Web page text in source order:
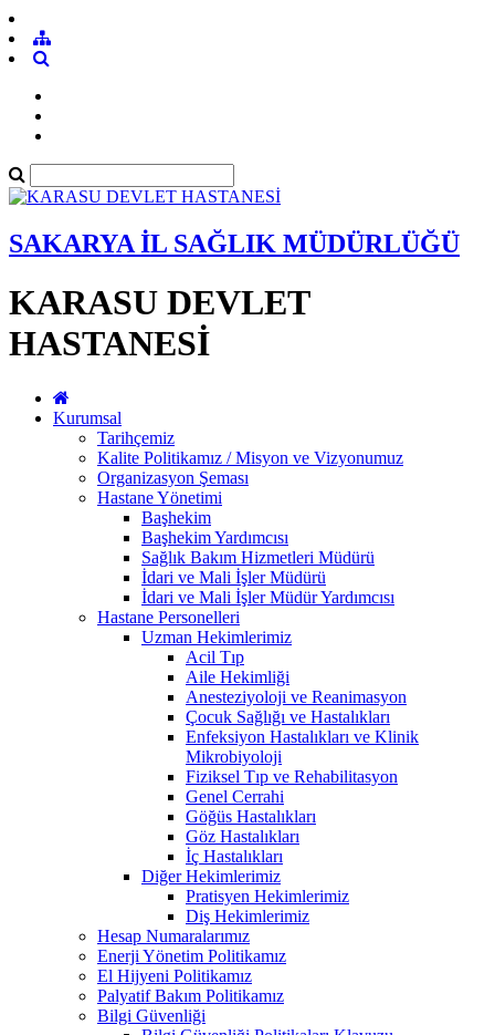
SAKARYA İL SAĞLIK MÜDÜRLÜĞÜ
KARASU DEVLET
HASTANESİ
Kurumsal
Tarihçemiz
Kalite Politikamız / Misyon ve Vizyonumuz
Organizasyon Şeması
Hastane Yönetimi
Başhekim
Başhekim Yardımcısı
Sağlık Bakım Hizmetleri Müdürü
İdari ve Mali İşler Müdürü
İdari ve Mali İşler Müdür Yardımcısı
Hastane Personelleri
Uzman Hekimlerimiz
Acil Tıp
Aile Hekimliği
Anesteziyoloji ve Reanimasyon
Çocuk Sağlığı ve Hastalıkları
Enfeksiyon Hastalıkları ve Klinik
Mikrobiyoloji
Fiziksel Tıp ve Rehabilitasyon
Genel Cerrahi
Göğüs Hastalıkları
Göz Hastalıkları
İç Hastalıkları
Diğer Hekimlerimiz
Pratisyen Hekimlerimiz
Diş Hekimlerimiz
Hesap Numaralarımız
Enerji Yönetim Politikamız
El Hijyeni Politikamız
Palyatif Bakım Politikamız
Bilgi Güvenliği